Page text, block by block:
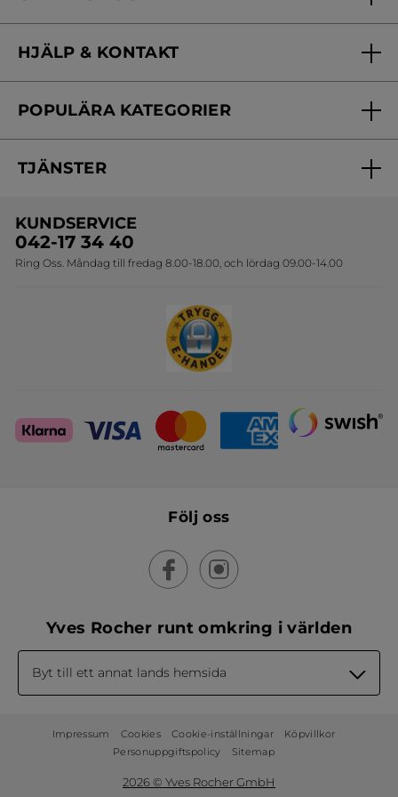
Vårt engagemang
Skönhetstips
HJÄLP & KONTAKT
Kontakta oss
Online prislista
POPULÄRA KATEGORIER
Erbjudanden
Travelsize
Sets
TJÄNSTER
Onlineprislista för postorder
KUNDSERVICE
042-17 34 40
Ring Oss. Måndag till fredag 8.00-18.00, och lördag 09.00-14.00
Följ oss
Yves Rocher runt omkring i världen
Byt till ett annat lands hemsida
Impressum Cookies Cookie-inställningar
Köpvillkor
Personuppgiftspolicy
Sitemap
2026 © Yves Rocher GmbH